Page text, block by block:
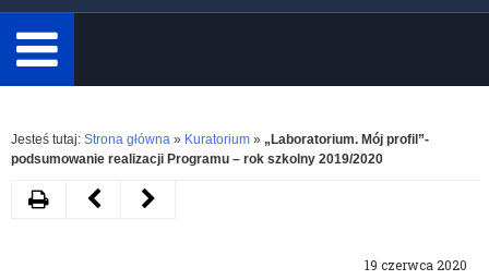
minimum
3
znaki.
Rozwiń
Jesteś tutaj: Strona główna » Kuratorium » „Laboratorium. Mój profil”-
podsumowanie realizacji Programu – rok szkolny 2019/2020
19 czerwca 2020
DrukujNastępnyPoprzedni